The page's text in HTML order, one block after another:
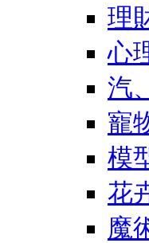
理
心
汽
寵
模
花
魔